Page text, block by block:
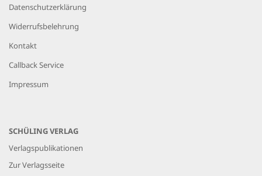
Datenschutzerklärung
Widerrufsbelehrung
Kontakt
Callback Service
Impressum
SCHÜLING VERLAG
Verlagspublikationen
Zur Verlagsseite